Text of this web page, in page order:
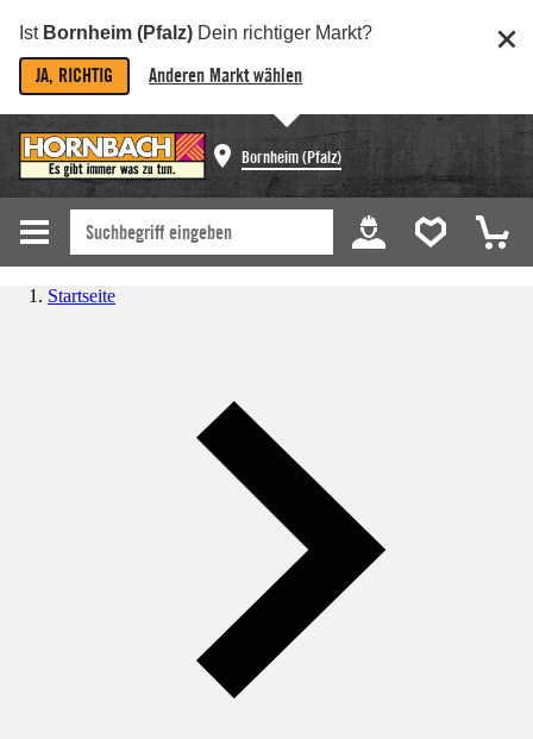
Ist Bornheim (Pfalz) Dein richtiger Markt?
JA, RICHTIG Anderen Markt wählen
Bornheim (Pfalz)
Startseite